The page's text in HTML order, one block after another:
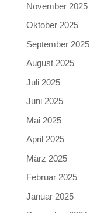
November 2025
Oktober 2025
September 2025
August 2025
Juli 2025
Juni 2025
Mai 2025
April 2025
März 2025
Februar 2025
Januar 2025